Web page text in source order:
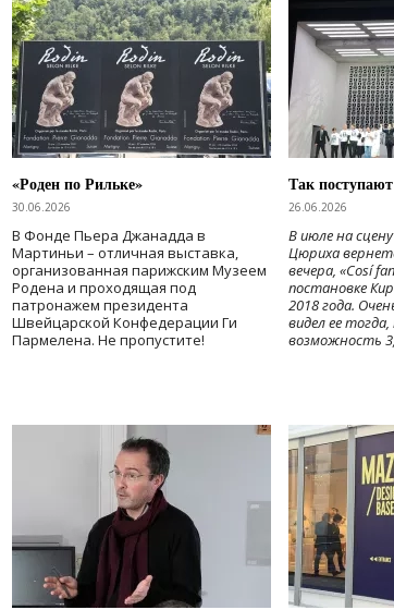
«Роден по Рильке»
30.06.2026
В Фонде Пьера Джанадда в
Мартиньи – отличная выставка,
организованная парижским Музеем
Родена и проходящая под
патронажем президента
Швейцарской Конфедерации Ги
Пармелена. Не пропустите!
Так
26.06.2026
В июле на
Цюриха
вечера, «Cosí
постановке
2018 года.
видел ее
возможность